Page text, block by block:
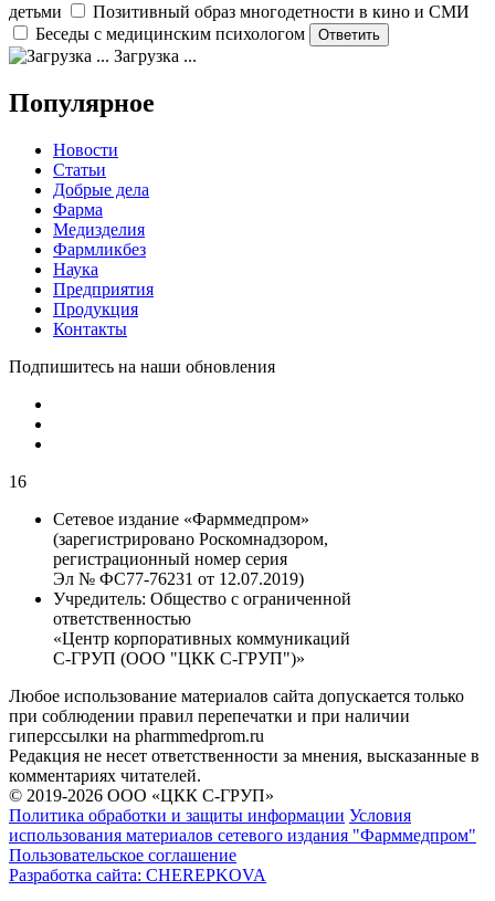
детьми
Позитивный образ многодетности в кино и СМИ
Беседы с медицинским психологом
Загрузка ...
Популярное
Новости
Статьи
Добрые дела
Фарма
Медизделия
Фармликбез
Наука
Предприятия
Продукция
Контакты
Подпишитесь на наши обновления
16
Сетевое издание «Фарммедпром»
(зарегистрировано Роскомнадзором,
регистрационный номер серия
Эл № ФС77-76231 от 12.07.2019)
Учредитель: Общество с ограниченной
ответственностью
«Центр корпоративных коммуникаций
С-ГРУП (ООО "ЦКК С-ГРУП")»
Любое использование материалов сайта допускается только
при соблюдении правил перепечатки и при наличии
гиперссылки на pharmmedprom.ru
Редакция не несет ответственности за мнения, высказанные в
комментариях читателей.
© 2019-2026 ООО «ЦКК С-ГРУП»
Политика обработки и защиты информации Условия
использования материалов сетевого издания "Фарммедпром"
Пользовательское соглашение
Разработка сайта: CHEREPKOVA